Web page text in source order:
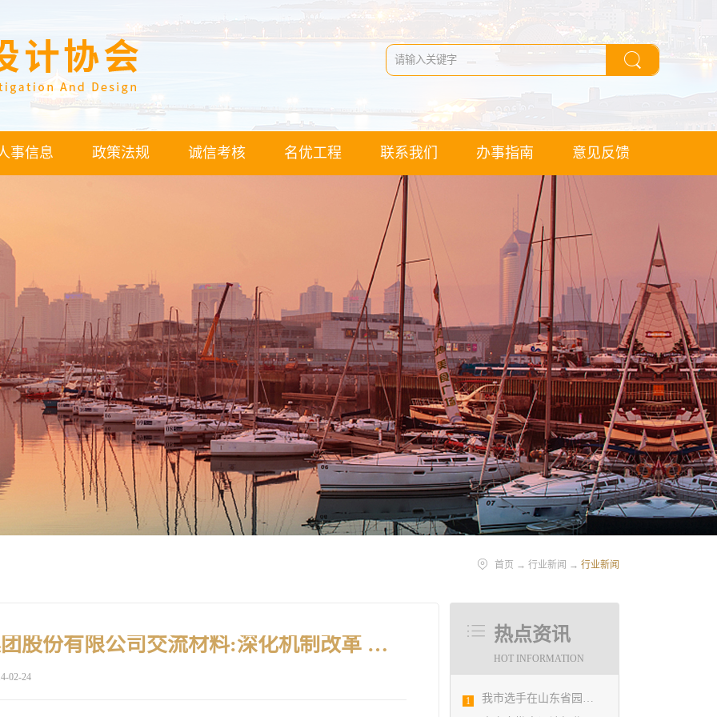
事信息 政策法规 诚信考核 名优工程 联系我们 办事指南 意见反馈
首页 → 行业新闻 → 行业新闻
热点资讯
HOT INFORMATION
1
我市选手在山东省园林景观设计创意职业技能竞赛中勇夺佳绩
青岛市建筑设计研究院集团股份有限公司交流材料:深化机制改革 增强企业竞争力
02-24